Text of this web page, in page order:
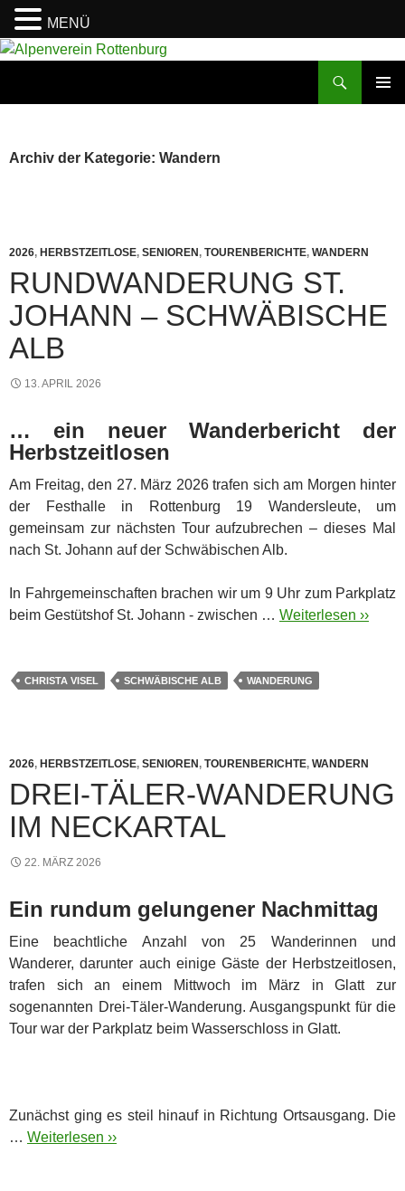
Zum
Archiv der Kategorie: Wandern
2026, HERBSTZEITLOSE, SENIOREN, TOURENBERICHTE, WANDERN
RUNDWANDERUNG ST.
JOHANN – SCHWÄBISCHE
ALB
13. APRIL 2026
… ein neuer Wanderbericht der
Herbstzeitlosen
Am Freitag, den 27. März 2026 trafen sich am Morgen hinter
der Festhalle in Rottenburg 19 Wandersleute, um
gemeinsam zur nächsten Tour aufzubrechen – dieses Mal
nach St. Johann auf der Schwäbischen Alb.
In Fahrgemeinschaften brachen wir um 9 Uhr zum Parkplatz
beim Gestütshof St. Johann - zwischen … Weiterlesen ››
CHRISTA VISEL SCHWÄBISCHE ALB WANDERUNG
2026, HERBSTZEITLOSE, SENIOREN, TOURENBERICHTE, WANDERN
DREI-TÄLER-WANDERUNG
IM NECKARTAL
22. MÄRZ 2026
Ein rundum gelungener Nachmittag
Eine beachtliche Anzahl von 25 Wanderinnen und
Wanderer, darunter auch einige Gäste der Herbstzeitlosen,
trafen sich an einem Mittwoch im März in Glatt zur
sogenannten Drei-Täler-Wanderung. Ausgangspunkt für die
Tour war der Parkplatz beim Wasserschloss in Glatt.
Zunächst ging es steil hinauf in Richtung Ortsausgang. Die
… Weiterlesen ››
MENÜ